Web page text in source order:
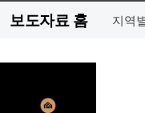
보도자료 홈 지역